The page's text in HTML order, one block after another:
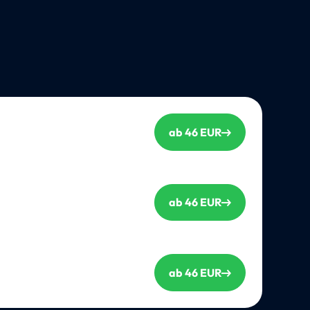
ab 46 EUR
ab 46 EUR
ab 46 EUR